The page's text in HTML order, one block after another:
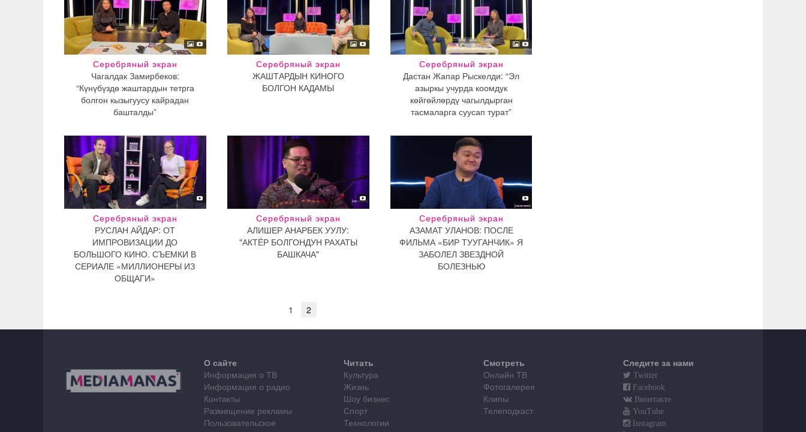
Серебряный экран
Чагалдак Замирбеков:
“Күнүбүздө жаштардын тетрга
болгон кызыгуусу кайрадан
башталды”
Серебряный экран
ЖАШТАРДЫН КИНОГО
БОЛГОН КАДАМЫ
Серебряный экран
Дастан Жапар Рыскелди: “Эл
азыркы учурда коомдук
көйгөйлөрдү чагылдырган
тасмаларга суусап турат”
Серебряный экран
РУСЛАН АЙДАР: ОТ
ИМПРОВИЗАЦИИ ДО
БОЛЬШОГО КИНО. СЪЕМКИ В
СЕРИАЛЕ «МИЛЛИОНЕРЫ ИЗ
ОБЩАГИ»
Серебряный экран
АЛИШЕР АНАРБЕК УУЛУ:
"АКТЁР БОЛГОНДУН РАХАТЫ
БАШКАЧА"
Серебряный экран
АЗАМАТ УЛАНОВ: ПОСЛЕ
ФИЛЬМА «БИР ТУУГАНЧИК» Я
ЗАБОЛЕЛ ЗВЕЗДНОЙ
БОЛЕЗНЬЮ
1 2
О сайте
Информация о ТВ
Информация о радио
Контакты
Размещение рекламы
Пользовательское
Читать
Культура
Жизнь
Шоу бизнес
Спорт
Технологии
Смотреть
Онлайн ТВ
Фотогалерея
Клипы
Телеподкаст
Следите за нами
Twitter
Facebook
Вконтакте
YouTube
Instagram